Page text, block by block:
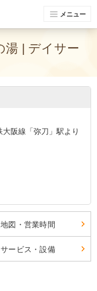
メニュー
湯 | デイサー
阪線「弥刀」駅より
地図・営業時間
サービス・設備